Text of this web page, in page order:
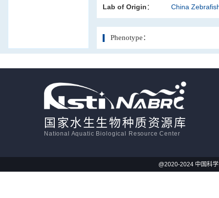
Lab of Origin： China
Phenotype：
国家水生生物种质资源库
National Aquatic Biological Resource Center
@2020-2024 中国科